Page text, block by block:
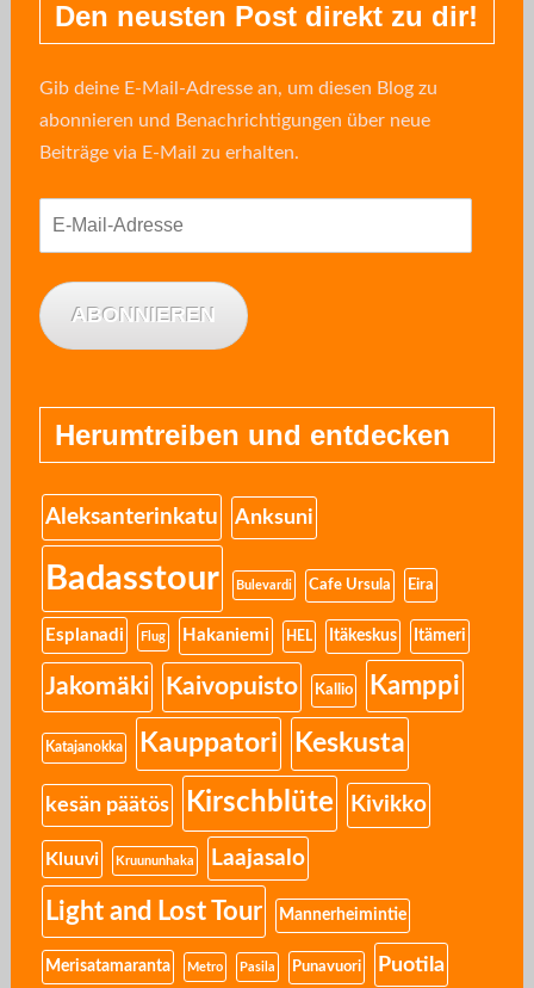
Den neusten Post direkt zu dir!
Gib deine E-Mail-Adresse an, um diesen Blog zu
abonnieren und Benachrichtigungen über neue
Beiträge via E-Mail zu erhalten.
ABONNIEREN
Herumtreiben und entdecken
Aleksanterinkatu Anksuni
Badasstour Bulevardi Cafe Ursula Eira
Esplanadi Flug Hakaniemi HEL Itäkeskus Itämeri
Jakomäki Kaivopuisto Kallio Kamppi
Katajanokka Kauppatori Keskusta
kesän päätös Kirschblüte Kivikko
Kluuvi Kruununhaka Laajasalo
Light and Lost Tour Mannerheimintie
Merisatamaranta Metro Pasila Punavuori Puotila